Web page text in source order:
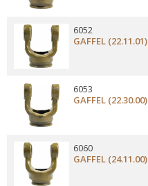
GAFFEL (22.11.01)
6052
GAFFEL (22.30.00)
6053
GAFFEL (24.11.00)
6060